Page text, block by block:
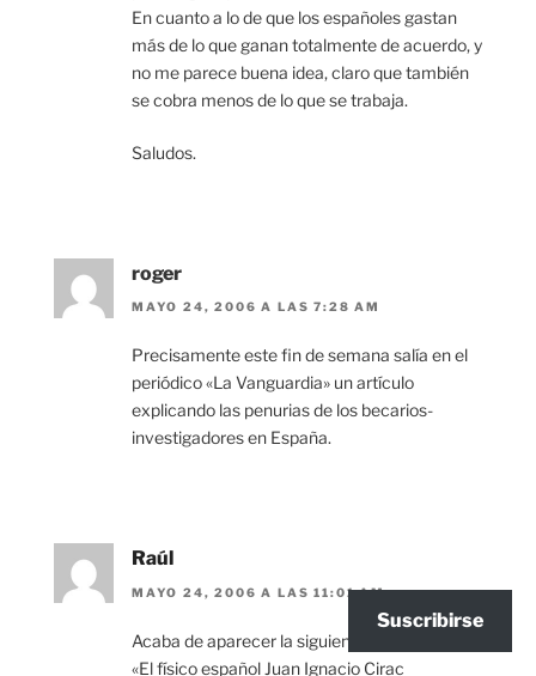
En cuanto a lo de que los españoles gastan
más de lo que ganan totalmente de acuerdo, y
no me parece buena idea, claro que también
se cobra menos de lo que se trabaja.
Saludos.
roger
MAYO 24, 2006 A LAS 7:28 AM
Precisamente este fin de semana salía en el
periódico «La Vanguardia» un artículo
explicando las penurias de los becarios-
investigadores en España.
Raúl
MAYO 24, 2006 A LAS 11:01 AM
Acaba de aparecer la siguiente noticia:
«El físico español Juan Ignacio Cirac
Suscribirse